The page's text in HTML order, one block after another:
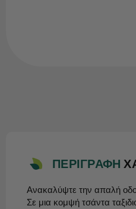
ΠΕΡΙΓΡΑΦΗ
Ανακαλύψτε την απαλή
Σε μια κομψή τσάντα